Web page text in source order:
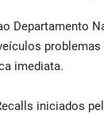
Departamento
problemas
imediata.
iniciados